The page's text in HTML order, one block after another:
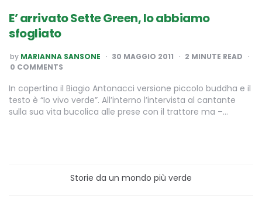
E’ arrivato Sette Green, lo abbiamo
sfogliato
POSTED
BY
by MARIANNA SANSONE 30 MAGGIO 2011 2 MINUTE READ
0 COMMENTS
In copertina il Biagio Antonacci versione piccolo buddha e il
testo è “Io vivo verde”. All’interno l’intervista al cantante
sulla sua vita bucolica alle prese con il trattore ma –…
Storie da un mondo più verde